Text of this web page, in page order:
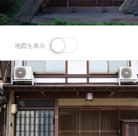
地図を表示